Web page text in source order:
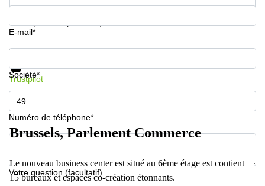
E-mail*
Société*
Numéro de téléphone*
Votre question (facultatif)
Informations et prix
Trustpilot
Brussels, Parlement Commerce
Le nouveau business center est situé au 6ème étage est contient
15 bureaux et espaces co-création étonnants.